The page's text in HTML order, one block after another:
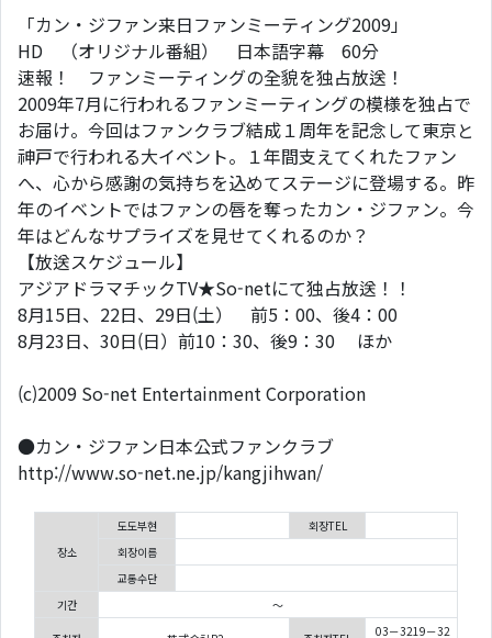
「カン・ジファン来日ファンミーティング2009」
HD （オリジナル番組） 日本語字幕 60分
速報！ ファンミーティングの全貌を独占放送！
2009年7月に行われるファンミーティングの模様を独占で
お届け。今回はファンクラブ結成１周年を記念して東京と
神戸で行われる大イベント。１年間支えてくれたファン
へ、心から感謝の気持ちを込めてステージに登場する。昨
年のイベントではファンの唇を奪ったカン・ジファン。今
年はどんなサプライズを見せてくれるのか？
【放送スケジュール】
アジアドラマチックTV★So-netにて独占放送！！
8月15日、22日、29日(土） 前5：00、後4：00
8月23日、30日(日）前10：30、後9：30 ほか
(c)2009 So-net Entertainment Corporation
●カン・ジファン日本公式ファンクラブ
http://www.so-net.ne.jp/kangjihwan/
장소
도도부현
회장TEL
회장이름
교통수단
기간
～
03－3219－32